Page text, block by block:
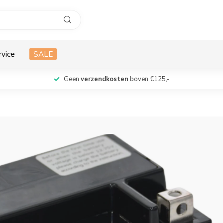
SALE
Geen verzendkosten boven €125,-